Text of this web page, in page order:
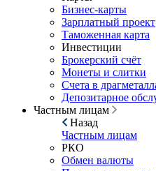
Бизнес-карты
Зарплатный проект
Таможенная карта
Инвестиции
Брокерский счёт
Монеты и слитки
Счета в
Депозитарное
Частным лицам
Назад
Частным лицам
РКО
Обмен валюты